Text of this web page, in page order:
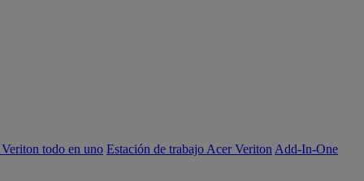
todo en uno Estación de trabajo Acer Veriton Add-In-One